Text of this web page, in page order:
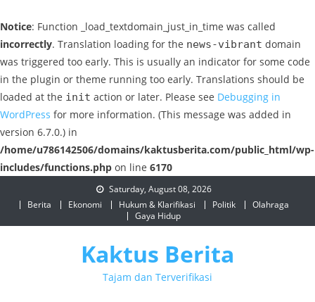
Notice: Function _load_textdomain_just_in_time was called
incorrectly. Translation loading for the news-vibrant domain
was triggered too early. This is usually an indicator for some code
in the plugin or theme running too early. Translations should be
loaded at the init action or later. Please see Debugging in
WordPress for more information. (This message was added in
version 6.7.0.) in
/home/u786142506/domains/kaktusberita.com/public_html/wp-
includes/functions.php on line 6170
Saturday, August 08, 2026
Berita
Ekonomi Hukum & Klarifikasi Politik
Olahraga
Gaya Hidup
Kaktus Berita
Tajam dan Terverifikasi